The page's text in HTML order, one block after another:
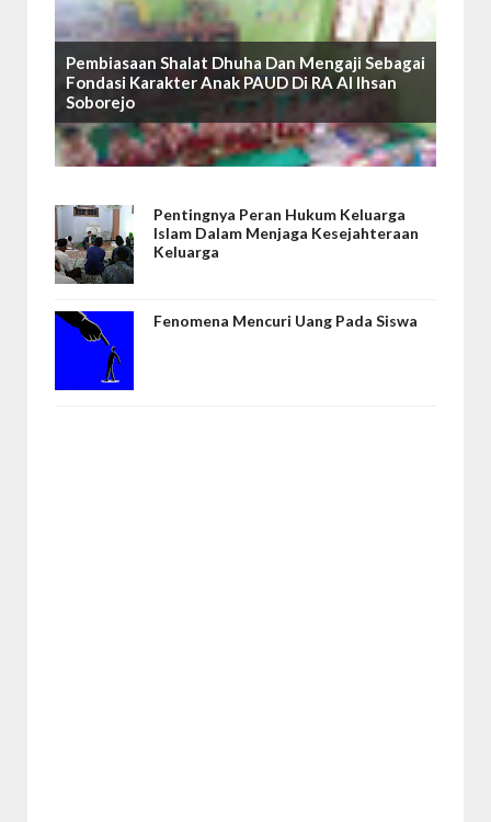
Pembiasaan Shalat Dhuha Dan Mengaji Sebagai
Fondasi Karakter Anak PAUD Di RA Al Ihsan
Soborejo
Pentingnya Peran Hukum Keluarga
Islam Dalam Menjaga Kesejahteraan
Keluarga
Fenomena Mencuri Uang Pada Siswa